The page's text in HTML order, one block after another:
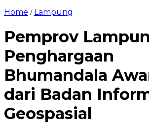
Home / Lampung
Pemprov
Penghargaan
Bhumandala
dari Badan
Geospasial